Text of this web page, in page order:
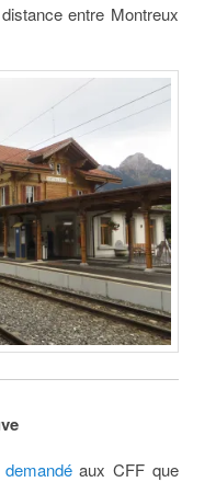
entre Montreux
demandéaux CFF que